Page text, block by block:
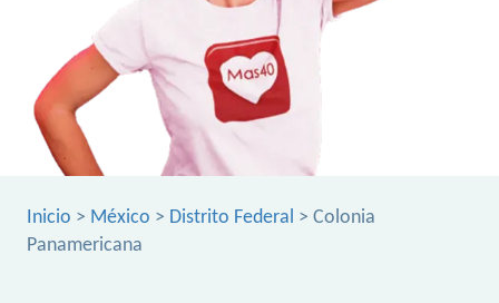
Inicio > México > Distrito Federal > Colonia
Panamericana